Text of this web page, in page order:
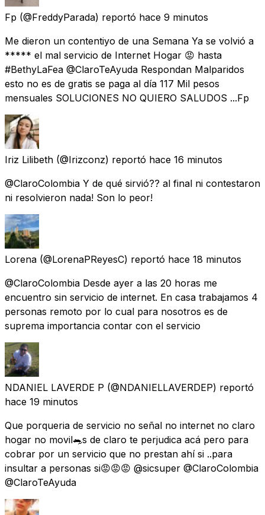
Fp (@FreddyParada) reportó hace 9 minutos
Me dieron un contentiyo de una Semana Ya se volvió a
***** el mal servicio de Internet Hogar 😡 hasta
#BethyLaFea @ClaroTeAyuda Respondan Malparidos
esto no es de gratis se paga al día 117 Mil pesos
mensuales SOLUCIONES NO QUIERO SALUDOS ...Fp
Iriz Lilibeth (@Irizconz) reportó hace 16 minutos
@ClaroColombia Y de qué sirvió?? al final ni contestaron
ni resolvieron nada! Son lo peor!
Lorena (@LorenaPReyesC) reportó hace 18 minutos
@ClaroColombia Desde ayer a las 20 horas me
encuentro sin servicio de internet. En casa trabajamos 4
personas remoto por lo cual para nosotros es de
suprema importancia contar con el servicio
NDANIEL LAVERDE P (@NDANIELLAVERDEP) reportó
hace 19 minutos
Que porqueria de servicio no señal no internet no claro
hogar no movil🐀s de claro te perjudica acá pero para
cobrar por un servicio que no prestan ahí si ..para
insultar a personas si😡😡😡 @sicsuper @ClaroColombia
@ClaroTeAyuda